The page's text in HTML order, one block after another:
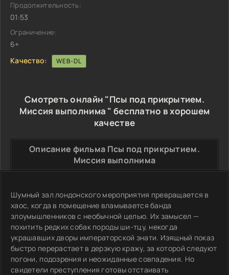
Продолжительность:
01:53
Ограничение:
6+
Качество:
WEB-DL
Смотреть онлайн "Псы под прикрытием.
Миссия выполнима " бесплатно в хорошем
качестве
Описание фильма Псы под прикрытием.
Миссия выполнима
Шумный зал лондонского мероприятия превращается в
хаос, когда в помещение вламывается банда
злоумышленников с необычной целью. Их замысел —
похитить редких собак породы ши-тцу, некогда
украшавших дворы императорской знати. Изящный показ
быстро перерастает в дерзкую кражу, за которой следуют
погони, подозрения и неожиданные совпадения. Но
свидетели преступления готовы отстаивать